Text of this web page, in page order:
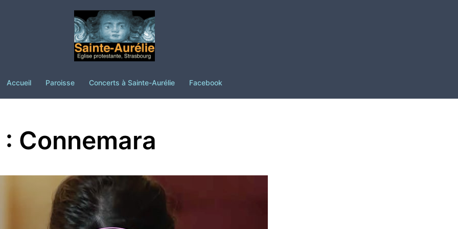
Accueil Paroisse Concerts à Sainte-Aurélie Facebook
Connemara